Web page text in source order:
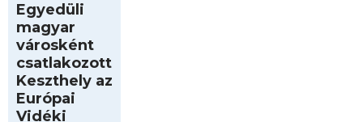
Egyedüli
magyar
városként
csatlakozott
Keszthely az
Európai
Vidéki